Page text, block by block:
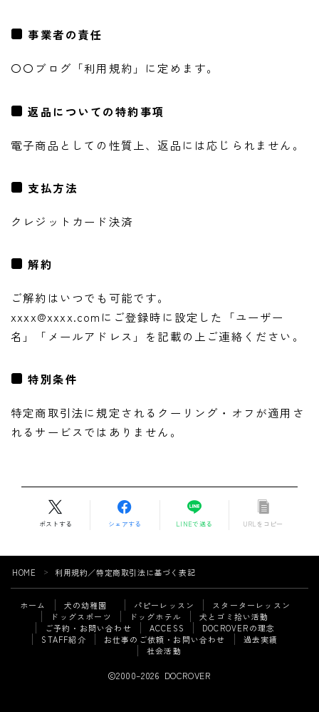
Follow Me
事業者の責任
〇〇ブログ「利用規約」に定めます。
返品についての特約事項
電子商品としての性質上、返品には応じられません。
支払方法
クレジットカード決済
解約
ご解約はいつでも可能です。
xxxx@xxxx.comにご登録時に設定した「ユーザー
名」「メールアドレス」を記載の上ご連絡ください。
特別条件
特定商取引法に規定されるクーリング・オフが適用さ
れるサービスではありません。
ポストする シェアする LINEで送る URLをコピー
HOME ＞ 利用規約／特定商取引法に基づく表記
ホーム 犬の幼稚園 パピーレッスン
スターターレッスン
ドッグスポーツ
ドッグホテル
犬とゴミ拾い活動
ご予約・お問い合わせ
ACCESS
DOCROVERの理念
STAFF紹介
お仕事のご依頼・お問い合わせ
過去実績
社会活動
2000–2026 DOCROVER